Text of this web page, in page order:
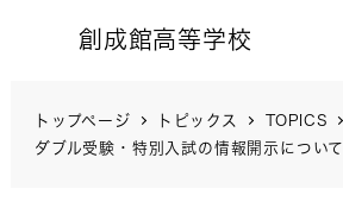
創成館高等学校
トップページ トピックス TOPICS
ダブル受験・特別入試の情報開示について